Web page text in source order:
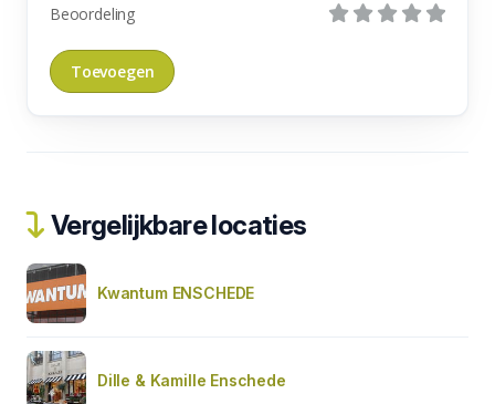
Beoordeling
Vergelijkbare locaties
Kwantum ENSCHEDE
Dille & Kamille Enschede